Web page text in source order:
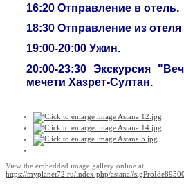
16:20 Отправление в отель.
18:30 Отправление из
19:00-20:00 Ужин.
20:00-23:30 Экскурсия
мечети Хазрет-Султан.
View the embedded image gallery online at:
https://myplanet72.ru/index.php/